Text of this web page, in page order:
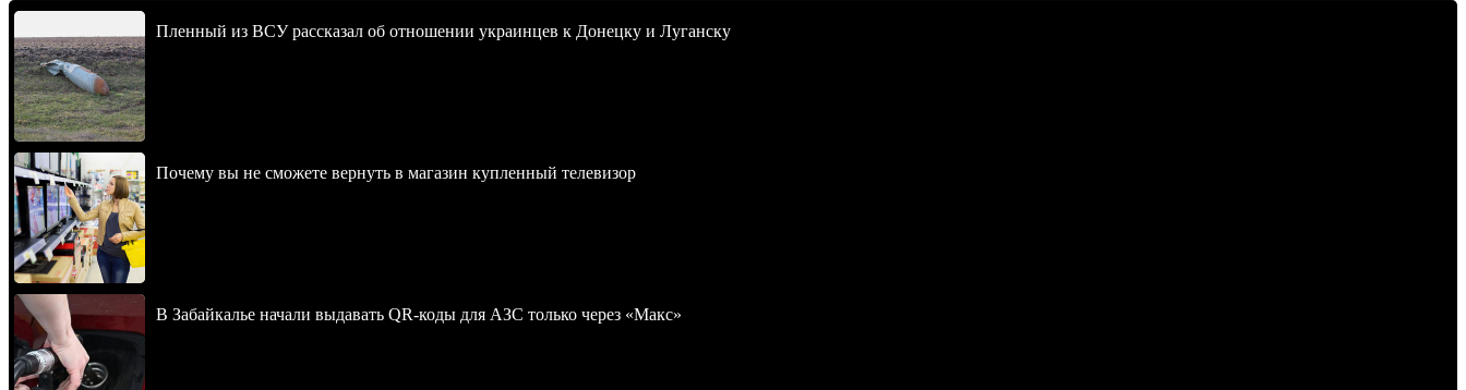
Пленный из ВСУ рассказал об отношении украинцев к Донецку и Луганску
Почему вы не сможете вернуть в магазин купленный телевизор
В Забайкалье начали выдавать QR-коды для АЗС только через «Макс»